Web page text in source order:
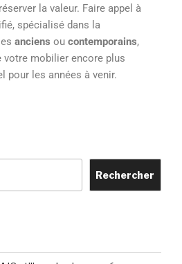
la valeur. Faire appel à
spécialisé dans la
anciens ou contemporains,
votre mobilier encore plus
pour les années à venir.
Rechercher